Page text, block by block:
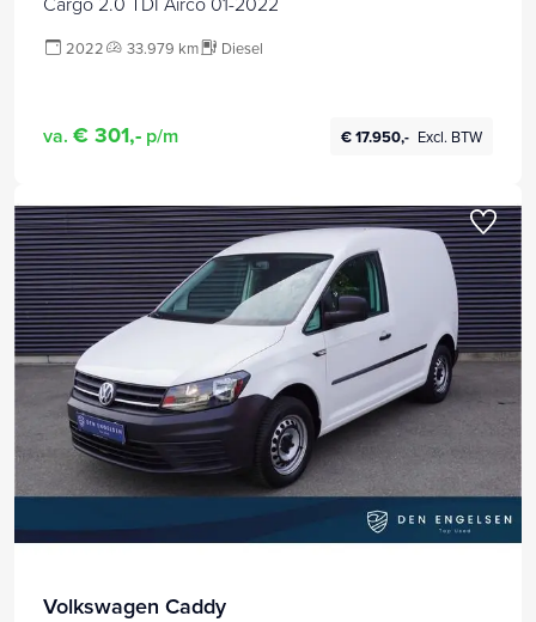
2022 33.979 km Diesel
va. € 301,- p/m € 17.950,- Excl. BTW
Volkswagen Caddy